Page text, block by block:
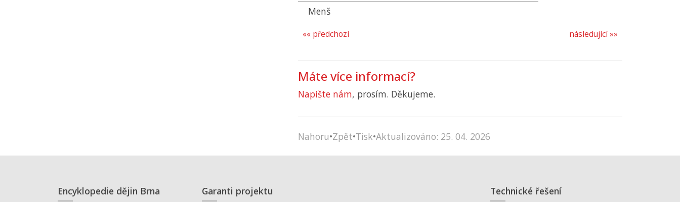
Menš
následující »»
«« předchozí
Máte více informací?
Napište nám, prosím. Děkujeme.
Nahoru•Zpět•Tisk•Aktualizováno: 25. 04. 2026
Encyklopedie dějin Brna Garanti projektu Technické řešení